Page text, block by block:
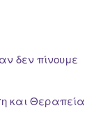
δεν πίνουμε
και Θεραπεία